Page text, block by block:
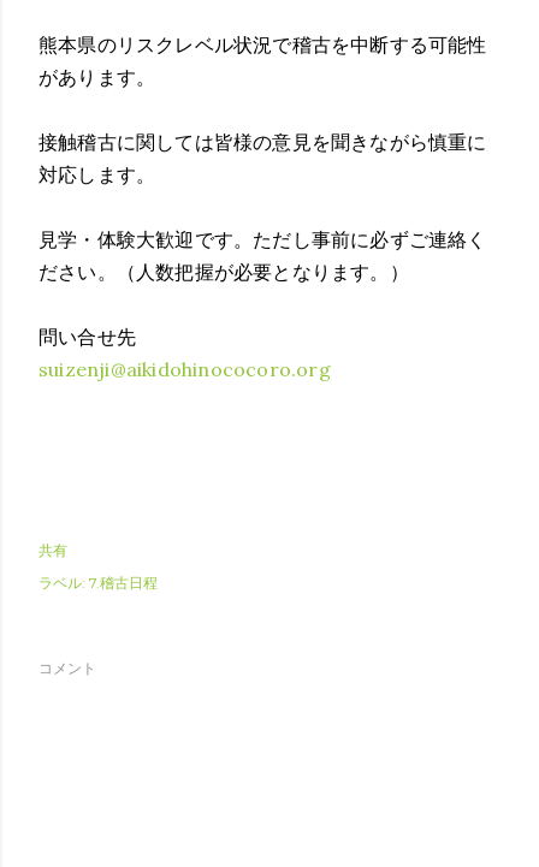
熊本県のリスクレベル状況で稽古を中断する可能性
があります。
接触稽古に関しては皆様の意見を聞きながら慎重に
対応します。
見学・体験大歓迎です。ただし事前に必ずご連絡く
ださい。（人数把握が必要となります。）
問い合せ先
suizenji@aikidohinococoro.org
共有
ラベル: 7.稽古日程
コメント